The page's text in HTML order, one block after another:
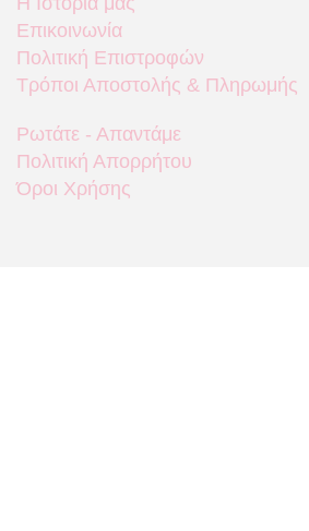
Επικοινωνία
Πολιτική Επιστροφών
Τρόποι Αποστολής & Πληρωμής
Ρωτάτε - Απαντάμε
Πολιτική Απορρήτου
Όροι Χρήσης